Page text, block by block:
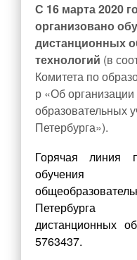
Международное
Организация питания
Родителям
Объявления для
Прием в 1 класс
Выбор модуля ОРКСЭ
Электронный дневник
Ежедневное меню
Расписание занятий
Медицинский кабинет
С 16 марта 2020
организовано
дистанционных
технологий (в
Комитета по
р «Об организации
образовательных
Петербурга»).
Горячая линия
Петербурга
дистанционных
5763437.